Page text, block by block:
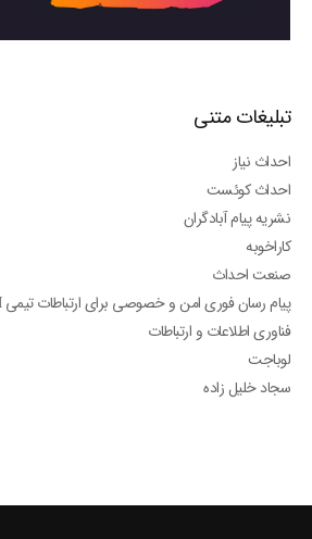
تبلیغات متنی
احداث نیاز
احداث کوئست
نشریه پیام آبادگران
کاراخوبه
صنعت احداث
پیام رسان فوری امن و خصوصی برای ارتباطات تیمی OPM
فناوری اطلاعات و ارتباطات
لوباجت
سجاد خلیل زاده